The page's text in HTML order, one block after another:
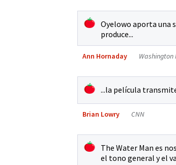
Oyelowo aporta una
produce...
Ann Hornaday Washington
...la película
Brian Lowry CNN
The Water Man es
el tono general y el